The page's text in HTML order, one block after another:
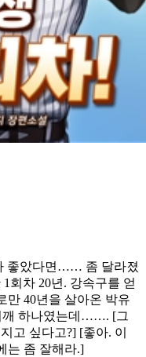
좋았다면…… 좀 달라졌
회차 20년. 강속구를 얻
만 40년을 살아온 박유
깨 하나였는데……. [그
고 싶다고?] [좋아. 이
는 좀 잘해라.]